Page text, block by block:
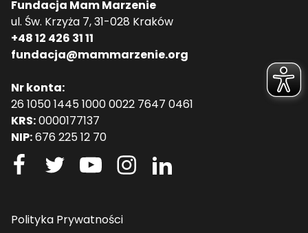
Fundacja Mam Marzenie
ul. Św. Krzyża 7, 31-028 Kraków
+48 12 426 31 11
fundacja@mammarzenie.org
Nr konta:
26 1050 1445 1000 0022 7647 0461
KRS:0000177137
NIP:676 225 12 70
Polityka Prywatności